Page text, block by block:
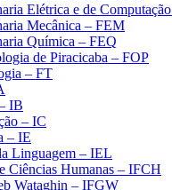
Elétrica e de
Mecânica – FEM
Química – FEQ
de Piracicaba – FOP
– FT
IB
– IC
– IE
Linguagem – IEL
Ciências Humanas – IFCH
Wataghin – IFGW